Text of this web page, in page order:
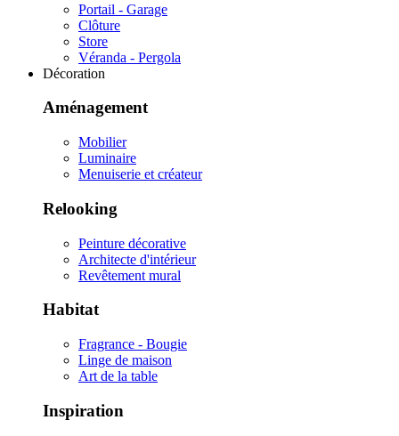
Portail - Garage
Clôture
Store
Véranda - Pergola
Décoration
Aménagement
Mobilier
Luminaire
Menuiserie et créateur
Relooking
Peinture décorative
Architecte d'intérieur
Revêtement mural
Habitat
Fragrance - Bougie
Linge de maison
Art de la table
Inspiration